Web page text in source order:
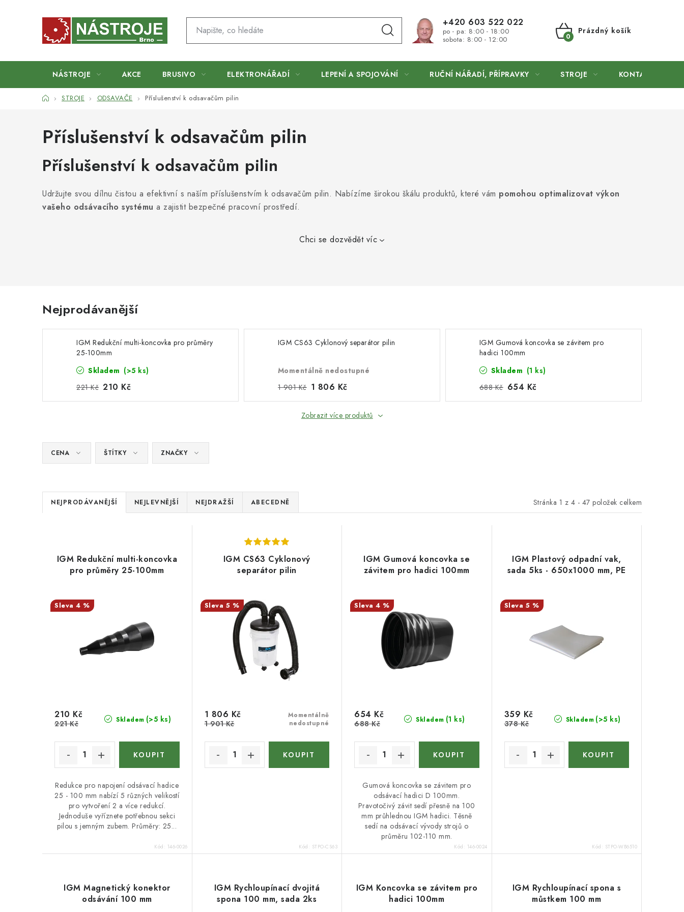
+420 603 522 022
po - pa: 8:00 - 18:00
sobota: 8:00 - 12:00
NÁKUPNÍ
Prázdný košík
NÁSTROJE AKCE BRUSIVO ELEKTRONÁŘADÍ LEPENÍ A SPOJOVÁNÍ RUČNÍ NÁŘADÍ, PŘÍPRAVKY STROJE KONTAKTY
DomůSTROJE ODSAVAČE Příslušenství k odsavačům pilin
Příslušenství k odsavačům pilin
Příslušenství k odsavačům pilin
Udržujte svou dílnu čistou a efektivní s naším příslušenstvím k odsavačům pilin. Nabízíme širokou škálu produktů, které vám pomohou optimalizovat výkon
vašeho odsávacího systému a zajistit bezpečné pracovní prostředí.
Chci se dozvědět víc
Nejprodávanější
IGM Redukční multi-koncovka pro průměry
25-100mm
Skladem (>5 ks)
221 Kč 210 Kč
IGM CS63 Cyklonový separátor pilin
Momentálně nedostupné
1 901 Kč 1 806 Kč
IGM Gumová koncovka se závitem pro
hadici 100mm
Skladem (1 ks)
688 Kč 654 Kč
Zobrazit více produktů
CENA ŠTÍTKY ZNAČKY
Stránka 1 z 4 - 47 položek celkem
Ř
a
p
NEJPRODÁVANĚJŠÍ NEJLEVNĚJŠÍ NEJDRAŽŠÍ ABECEDNĚ
IGM Redukční multi-koncovka
pro průměry 25-100mm
4 %
Skladem (>5 ks)
210 Kč
221 Kč
Redukce pro napojení odsávací hadice
25 - 100 mm nabízí 5 různých velikostí
pro vytvoření 2 a více redukcí.
Jednoduše vyříznete potřebnou sekci
pilou s jemným zubem. Průměry: 25...
Kód: 146-0026
IGM CS63 Cyklonový
separátor pilin
5 %
Momentálně
nedostupné
1 806 Kč
1 901 Kč
Kód: STPO-CS63
IGM Gumová koncovka se
závitem pro hadici 100mm
4 %
Skladem (1 ks)
654 Kč
688 Kč
Gumová koncovka se závitem pro
odsávací hadici D 100mm.
Pravotočivý závit sedí přesně na 100
mm průhlednou IGM hadici. Těsně
sedí na odsávací vývody strojů o
průměru 102-110 mm.
Kód: 146-0024
IGM Plastový odpadní vak,
sada 5ks - 650x1000 mm, PE
5 %
Skladem (>5 ks)
359 Kč
378 Kč
Kód: STPO-WB6510
IGM Magnetický konektor
odsávání 100 mm
IGM Rychloupínací dvojitá
spona 100 mm, sada 2ks
IGM Koncovka se závitem pro
hadici 100mm
IGM Rychloupínací spona s
můstkem 100 mm